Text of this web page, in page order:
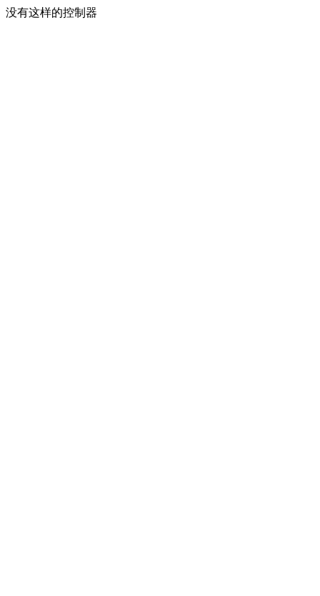
没有这样的控制器